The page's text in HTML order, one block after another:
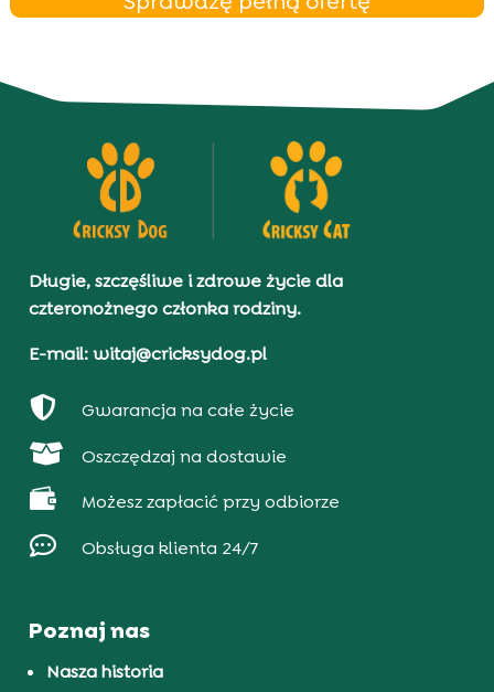
Długie, szczęśliwe i zdrowe życie dla
czteronożnego członka rodziny.
E-mail: witaj@cricksydog.pl
 Gwarancja na całe życie
 Oszczędzaj na dostawie
 Możesz zapłacić przy odbiorze
 Obsługa klienta 24/7
Poznaj nas
Nasza historia